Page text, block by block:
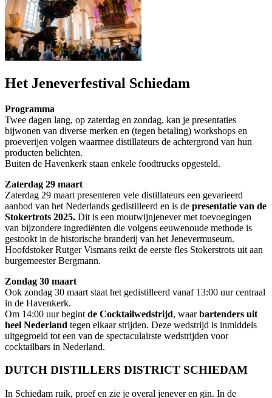
Het Jeneverfestival Schiedam
Programma
Twee dagen lang, op zaterdag en zondag, kan je presentaties
bijwonen van diverse merken en (tegen betaling) workshops en
proeverijen volgen waarmee distillateurs de achtergrond van hun
producten belichten.
Buiten de Havenkerk staan enkele foodtrucks opgesteld.
Zaterdag 29 maart
Zaterdag 29 maart presenteren vele distillateurs een gevarieerd
aanbod van het Nederlands gedistilleerd en is de presentatie van de
Stokertrots 2025. Dit is een moutwijnjenever met toevoegingen
van bijzondere ingrediënten die volgens eeuwenoude methode is
gestookt in de historische branderij van het Jenevermuseum.
Hoofdstoker Rutger Vismans reikt de eerste fles Stokerstrots uit aan
burgemeester Bergmann.
Zondag 30 maart
Ook zondag 30 maart staat het gedistilleerd vanaf 13:00 uur centraal
in de Havenkerk.
Om 14:00 uur begint de Cocktailwedstrijd, waarbartenders uit
heel Nederland tegen elkaar strijden. Deze wedstrijd is inmiddels
uitgegroeid tot een van de spectaculairste wedstrijden voor
cocktailbars in Nederland.
DUTCH DISTILLERS DISTRICT SCHIEDAM
In Schiedam ruik, proef en zie je overal jenever en gin. In de